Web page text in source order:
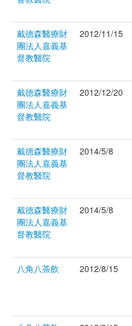
戴德森醫療財
團法人嘉義基
督教醫院
2012/11/15
戴德森醫療財
團法人嘉義基
督教醫院
2012/12/20
戴德森醫療財
團法人嘉義基
督教醫院
2014/5/8
戴德森醫療財
團法人嘉義基
督教醫院
2014/5/8
八角八茶飲 2012/8/15